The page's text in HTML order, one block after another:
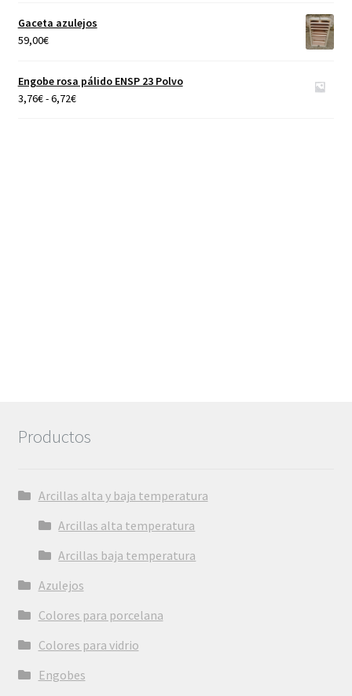
precios:
40,00€
Gaceta azulejos
59,00€
Engobe rosa pálido ENSP 23 Polvo
3,76€-6,72€Rango
Productos
Arcillas alta y baja temperatura
Arcillas alta temperatura
Arcillas baja temperatura
Azulejos
Colores para porcelana
Colores para vidrio
Engobes